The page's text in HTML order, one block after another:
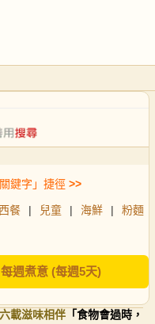
鍵字」捷徑 >>
餐 | 兒童 | 海鮮 |
粉麵
每週煮意 (每週5天)
載滋味相伴 「食物會過時，